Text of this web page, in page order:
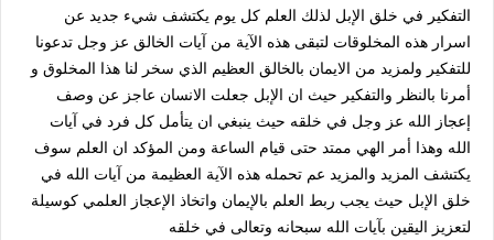
التفكير في خلق الإبل لذلك العلم كل يوم يكتشف شيء جديد عن
اسرار هذه المخلوقات لتبقى هذه الآية من آيات الخالق عز وجل تدعونا
للتفكير ولمزيد من الايمان بالخالق العظيم الذي سخر لنا هذا المخلوق و
أمرنا بالنظر والتفكير حيث ان الإبل جعلت الانسان عاجز عن وصف
إعجاز الله عز وجل في خلقه حيث ينبغي ان يتأمل كل فرد في آيات
الله وهذا أمر الهي ممتد حتى قيام الساعة ومن المؤكد ان العلم سوف
يكتشف المزيد والمزيد عم تحمله هذه الآية العظيمة من آيات الله في
خلق الإبل حيث يجب ربط العلم بالإيمان واتخاذ الإعجاز العلمي كوسيلة
لتعزيز اليقين بآيات الله سبحانه وتعالى في خلقه